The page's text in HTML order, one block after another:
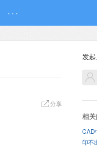
· · ·
分享
发起
相
CAD
印不